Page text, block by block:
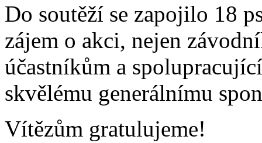
Do soutěží se zapojilo 18
zájem o akci, nejen
účastníkům a
skvělému generálnímu
Vítězům gratulujeme!